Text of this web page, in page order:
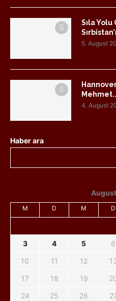
Sıla Yolu
5. August
4. August
Haber ara
M D M D
3
4 5 6
10
11 12
17
18 19
24
25 26